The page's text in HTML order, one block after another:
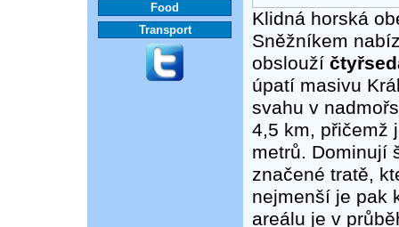
Food
Transport
Klidná horská
Sněžníkem
obslouží
úpatí masivu
svahu v
4,5 km, přičemž
metrů. Dominují
značené tratě,
nejmenší je pak
areálu je v